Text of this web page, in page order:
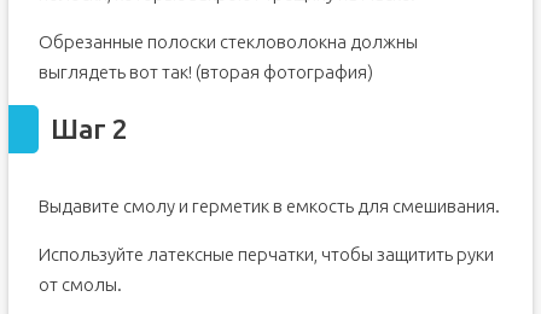
Обрезанные полоски стекловолокна должны
выглядеть вот так! (вторая фотография)
Шаг 2
Выдавите смолу и герметик в емкость для смешивания.
Используйте латексные перчатки, чтобы защитить руки
от смолы.